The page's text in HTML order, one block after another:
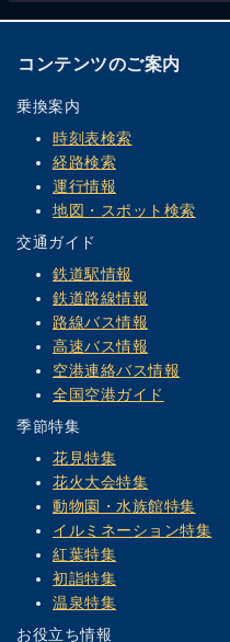
コンテンツのご案内
乗換案内
時刻表検索
経路検索
運行情報
地図・スポット検索
交通ガイド
鉄道駅情報
鉄道路線情報
路線バス情報
高速バス情報
空港連絡バス情報
全国空港ガイド
季節特集
花見特集
花火大会特集
動物園・水族館特集
イルミネーション特集
紅葉特集
初詣特集
温泉特集
お役立ち情報